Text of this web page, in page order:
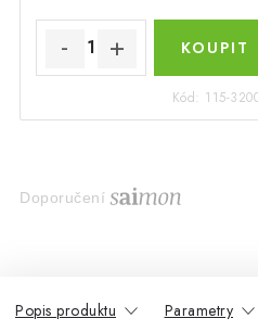
Kód: 115-
Doporučení
Popis produktu Parametry